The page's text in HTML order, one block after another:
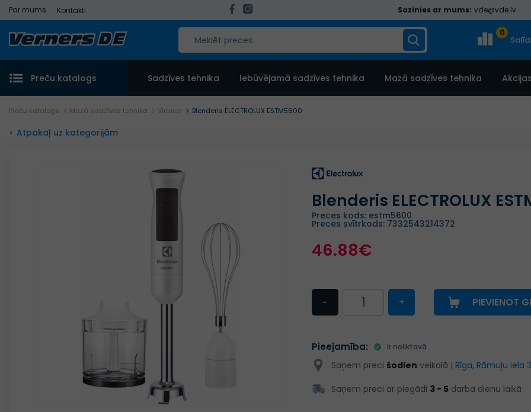
Par mums Kontakti Sazinies ar mums: vde@vde.lv
0
Preču katalogs Sadzīves tehnika Iebūvējamā sadzīves tehnika Mazā sadzīves tehnika
Preču katalogs Mazā sadzīves tehnika Virtuvei Blenderis ELECTROLUX ESTM5600
< Atpakaļ uz kategorijām
Blenderis ELECTROLUX
Preces kods: estm5600
Preces svītrkods: 7332543214372
46.88€
− + PIEVIENOT
Pieejamība: Ir noliktavā
Saņem preci šodien veikalā | Rīga, Rāmuļu iela
Saņem preci ar piegādi 3 - 5 darba dienu laikā